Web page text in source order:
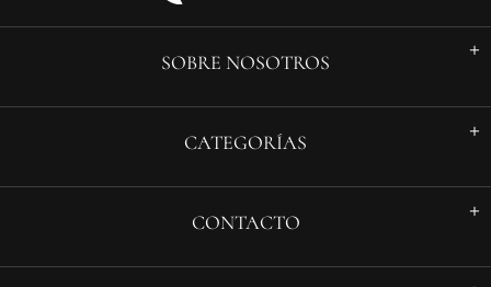
SOBRE NOSOTROS
CATEGORÍAS
CONTACTO